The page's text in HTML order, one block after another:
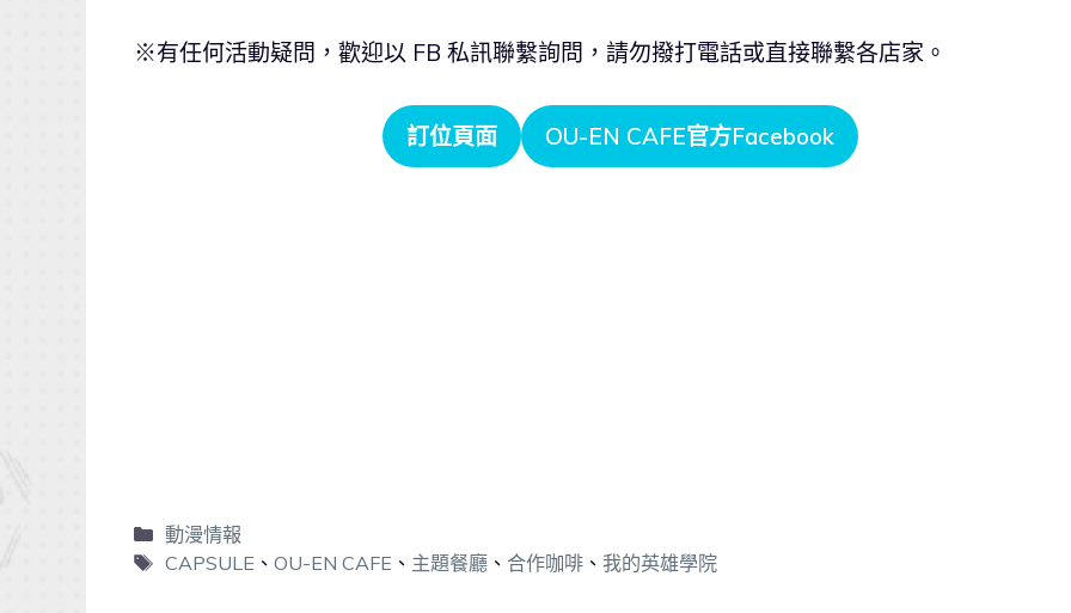
※有任何活動疑問，歡迎以 FB 私訊聯繫詢問，請勿撥打電話或直接聯繫各店家。
訂位頁面 OU-EN CAFE官方Facebook
動漫情報
CAPSULE 、 OU-EN CAFE 、 主題餐廳、 合作咖啡、 我的英雄學院